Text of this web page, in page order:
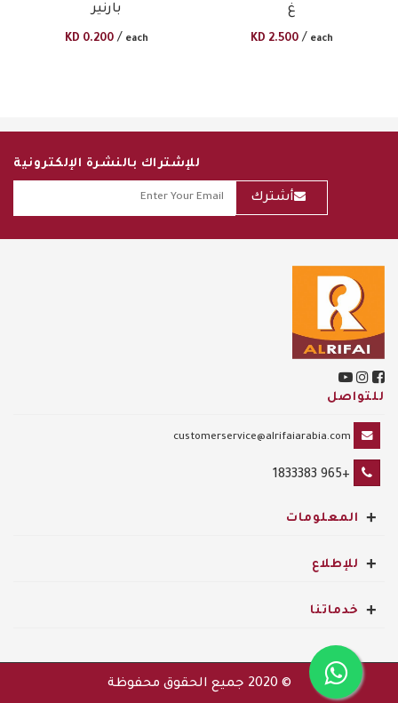
بارنير
KD 0.200 / each
غ
KD 2.500 / each
للإشتراك بالنشرة الإلكترونية
أشترك
للتواصل
customerservice@alrifaiarabia.com
+965 1833383
المعلومات +
للإطلاع +
خدماتنا +
© 2020 جميع الحقوق محفوظة